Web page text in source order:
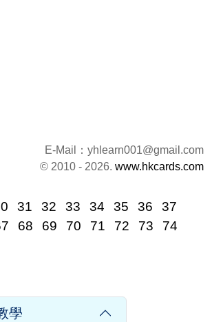
E-Mail： yhlearn001@gmail.com
© 2010 - 2026. www.hkcards.com
31 32 33 34 35 36
37
68 69 70 71 72 73
74
學